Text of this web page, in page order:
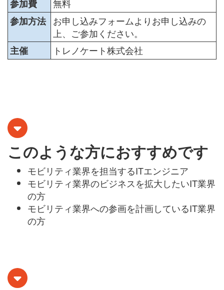
参加費
無料
参加方法 お申し込みフォームよりお申し込みの
上、ご参加ください。
主催
トレノケート株式会社
このような方におすすめです
モビリティ業界を担当するITエンジニア
モビリティ業界のビジネスを拡大したいIT業界
の方
モビリティ業界への参画を計画しているIT業界
の方